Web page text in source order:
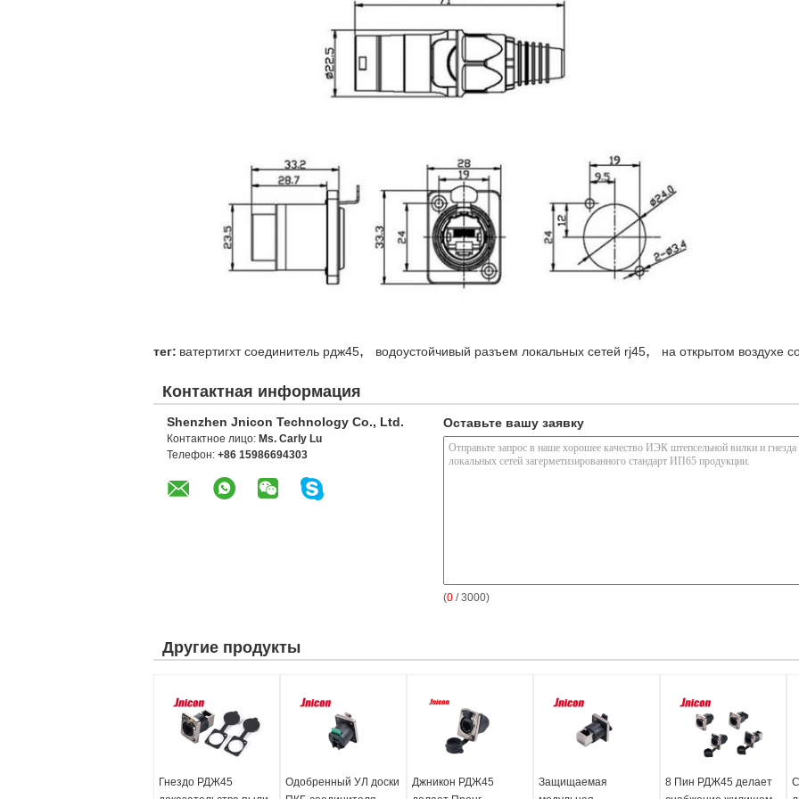
тег: ватертигхт соединитель рдж45, водоустойчивый разъем локальных сетей rj45, на открытом воздухе
Контактная информация
Shenzhen Jnicon Technology Co., Ltd.
Контактное лицо: Ms. Carly Lu
Телефон: +86 15986694303
Оставьте вашу заявку
(0 / 3000)
Другие продукты
Гнездо РДЖ45
Одобренный УЛ доски
Джникон РДЖ45
Защищаемая
8 Пин РДЖ45 делает